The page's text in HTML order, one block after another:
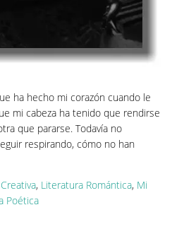
ha hecho mi corazón cuando le
mi cabeza ha tenido que rendirse
que pararse. Todavía no
respirando, cómo no han
, Literatura Romántica, Mi
Poética